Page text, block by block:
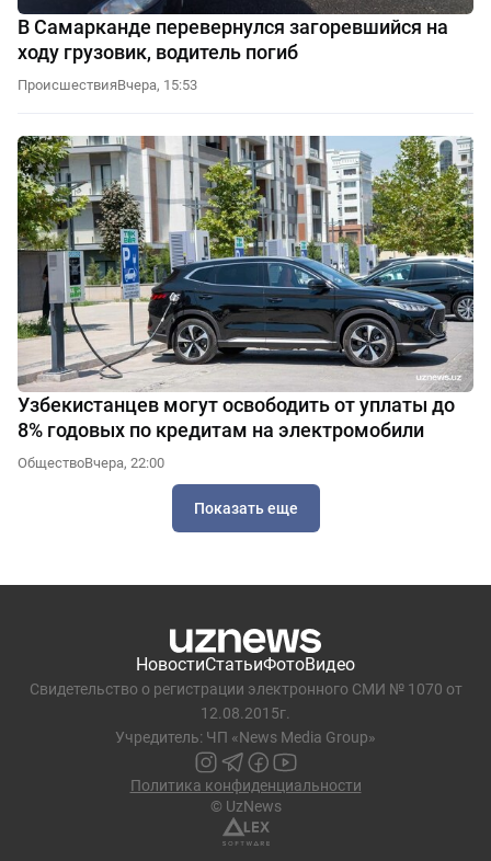
В Самарканде перевернулся загоревшийся на
ходу грузовик, водитель погиб
ПроисшествияВчера, 15:53
Узбекистанцев могут освободить от уплаты до
8% годовых по кредитам на электромобили
ОбществоВчера, 22:00
Показать еще
НовостиСтатьиФотоВидео
Свидетельство о регистрации электронного СМИ № 1070 от
12.08.2015г.
Учредитель: ЧП «News Media Group»
Политика конфиденциальности
© UzNews